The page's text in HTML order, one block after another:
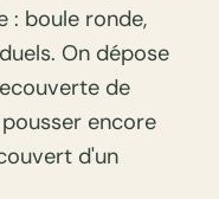
: boule ronde,
On dépose
de
encore
d'un